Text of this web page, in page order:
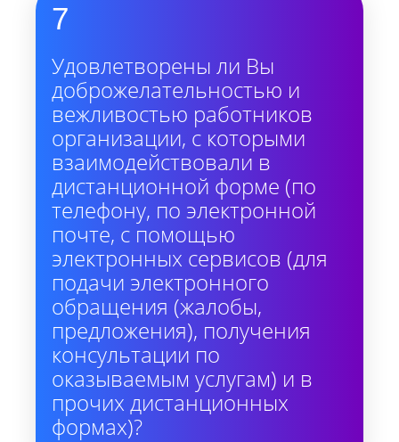
7
Удовлетворены ли Вы
доброжелательностью и
вежливостью работников
организации, с которыми
взаимодействовали в
дистанционной форме (по
телефону, по электронной
почте, с помощью
электронных сервисов (для
подачи электронного
обращения (жалобы,
предложения), получения
консультации по
оказываемым услугам) и в
прочих дистанционных
формах)?